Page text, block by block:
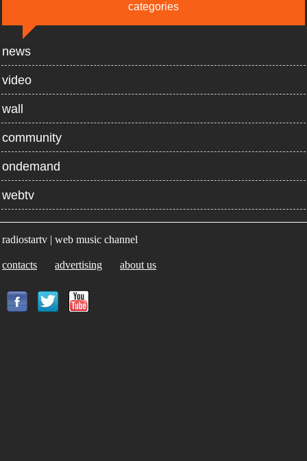
categories
news
video
wall
community
ondemand
webtv
radiostartv | web music channel
contacts advertising about us